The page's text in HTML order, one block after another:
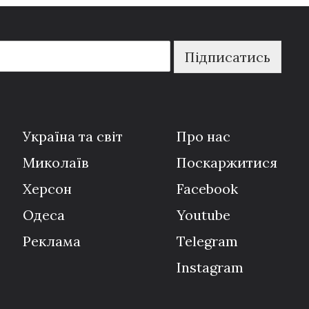
Підписатись
Україна та світ
Миколаїв
Херсон
Одеса
Реклама
Про нас
Поскаржитися
Facebook
Youtube
Telegram
Instagram